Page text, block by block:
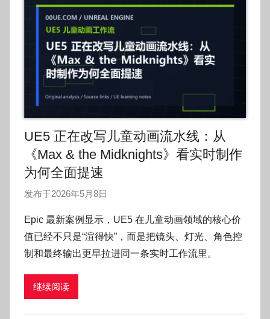
UE5 正在改写儿童动画流水线：从
《Max & the Midknights》看实时制作
为何全面提速
发布于2026年5月8日
:
O
k
Epic 最新案例显示，UE5 在儿童动画领域的核心价
值已经不只是“渲得快”，而是把镜头、灯光、角色控
制和最终输出更早拉进同一条实时工作流里。
继续阅读